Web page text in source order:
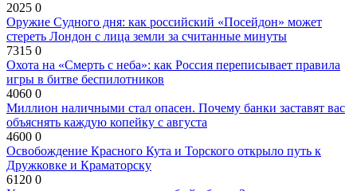
2025 0
Оружие Судного дня: как российский «Посейдон» может
стереть Лондон с лица земли за считанные минуты
7315 0
Охота на «Смерть с неба»: как Россия переписывает правила
игры в битве беспилотников
4060 0
Миллион наличными стал опасен. Почему банки заставят вас
объяснять каждую копейку с августа
4600 0
Освобождение Красного Кута и Торского открыло путь к
Дружковке и Краматорску
6120 0